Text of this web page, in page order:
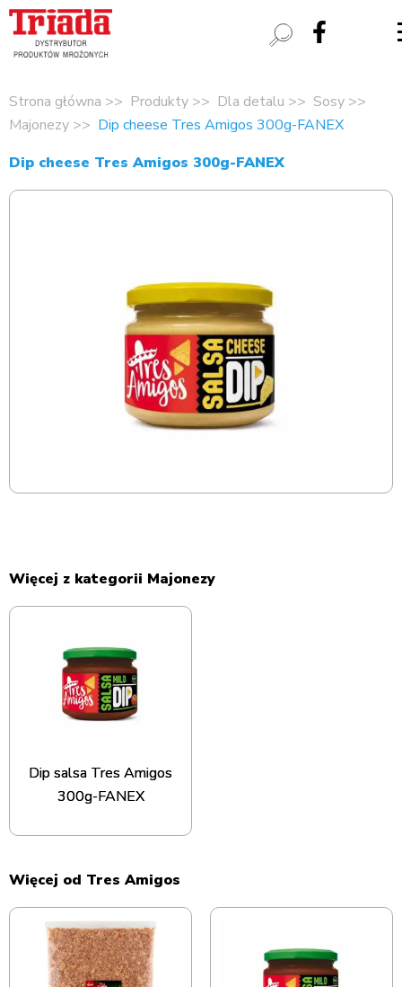
Strona główna Produkty Dla detalu
Sosy
Majonezy
Dip cheese Tres Amigos 300g-FANEX
Dip cheese Tres Amigos 300g-FANEX
Więcej z kategorii Majonezy
Dip salsa Tres Amigos
300g-FANEX
Więcej od Tres Amigos